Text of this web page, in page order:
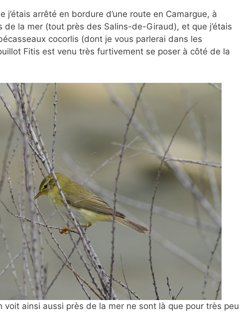
j’étais arrêté en bordure d’une route en Camargue, à
de la mer (tout près des Salins-de-Giraud), et que j’étais
cocorlis (dont je vous parlerai dans les
Fitis est venu très furtivement se poser à côté de la
voit ainsi aussi près de la mer ne sont là que pour très peu